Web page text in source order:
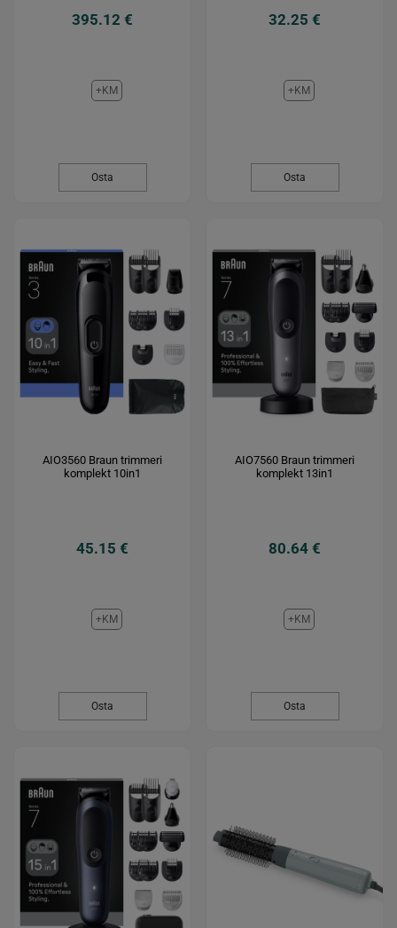
395.12 €
+KM
Osta
32.25 €
+KM
Osta
AIO3560 Braun trimmeri
komplekt 10in1
45.15 €
+KM
Osta
AIO7560 Braun trimmeri
komplekt 13in1
80.64 €
+KM
Osta